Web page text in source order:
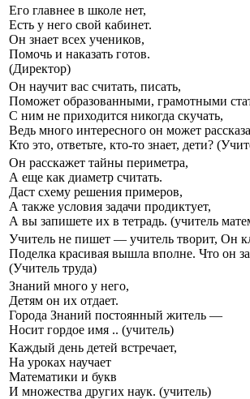
Его главнее в школе нет,
Есть у него свой кабинет.
Он знает всех учеников,
Помочь и наказать готов.
(Директор)
Он научит вас считать, писать,
Поможет образованными, грамотными
С ним не приходится никогда скучать,
Ведь много интересного он может
Кто это, ответьте, кто-то знает, дети?
Он расскажет тайны периметра,
А еще как диаметр считать.
Даст схему решения примеров,
А также условия задачи продиктует,
А вы запишете их в тетрадь. (учитель
Учитель не пишет — учитель творит, Он
Поделка красивая вышла вполне. Что он
(Учитель труда)
Знаний много у него,
Детям он их отдает.
Города Знаний постоянный житель —
Носит гордое имя .. (учитель)
Каждый день детей встречает,
На уроках научает
Математики и букв
И множества других наук. (учитель)